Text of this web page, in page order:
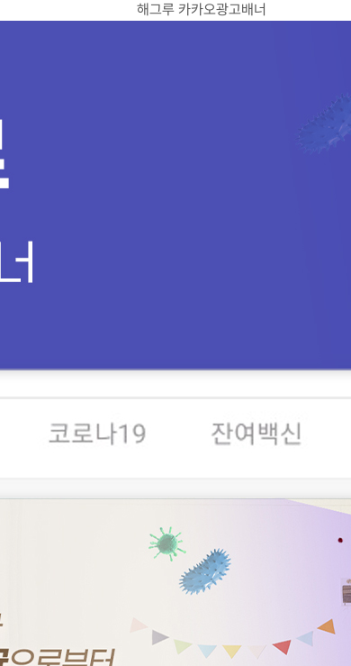
해그루 카카오광고배너